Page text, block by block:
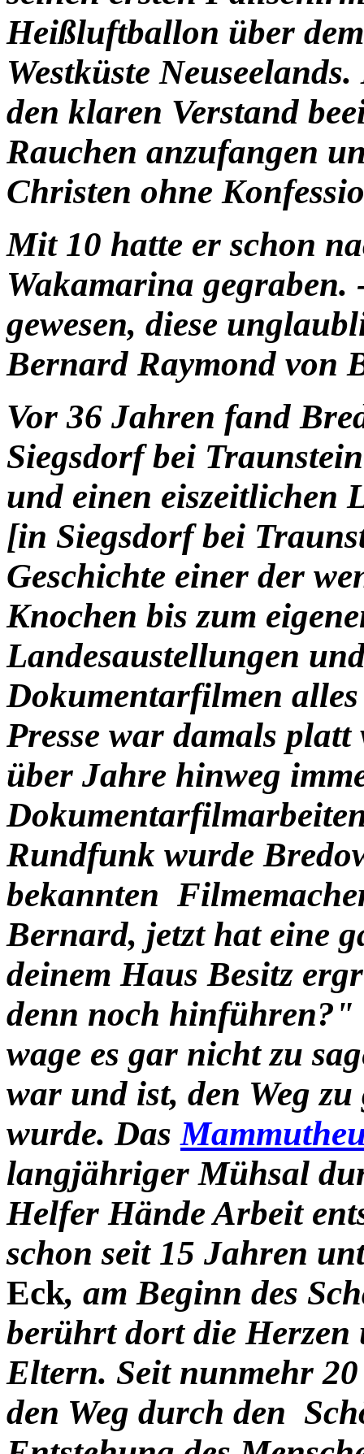
Heißluftballon über
Westküste
den klaren Verstand
Rauchen anzufangen
Christen ohne
Mit 10 hatte er schon
Wakamarina gegraben.
gewesen, diese
Bernard Raymond von
Vor 36 Jahren fand
Siegsdorf bei
und einen eiszeitlichen
[in Siegsdorf bei
Geschichte einer der
Knochen bis zum
Landesaustellungen
Dokumentarfilmen
Presse war damals
über Jahre hinweg
Rundfunk wurde
bekannten
Bernard, jetzt hat eine
deinem Haus Besitz
denn noch
wage es gar nicht zu
war und ist, den Weg
wurde. Das
langjähriger Mühsal
Helfer Hände Arbeit
schon seit 15 Jahren
Eck, am Beginn des
berührt dort die
Eltern. Seit nunmehr
den Weg durch den